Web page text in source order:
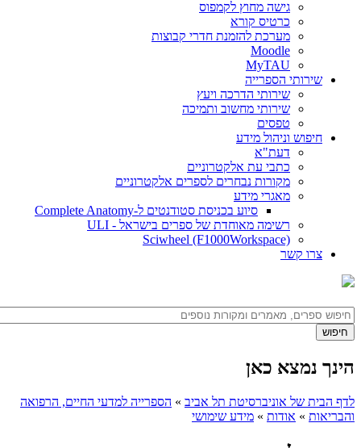
גישה מחוץ לקמפוס
כרטיס קורא
מערכת להזמנת חדרי קבוצות
Moodle
MyTAU
שירותי הספרייה
שירותי הדרכה ויעץ
שירותי מחשוב ותמיכה
טפסים
חיפוש וניהול מידע
דעת"א
כתבי עת אלקטרוניים
מקורות נבחרים לספרים אלקטרוניים
מאגרי מידע
סיוע בכניסת סטודנטים ל-Complete Anatomy
רשימה מאוחדת של ספרים בישראל - ULI
Sciwheel (F1000Workspace)
צרו קשר
הינך נמצא כאן
לדף הבית של אוניברסיטת תל אביב » הספרייה למדעי החיים, הרפואה
והבריאות » אודות » מידע שימושי